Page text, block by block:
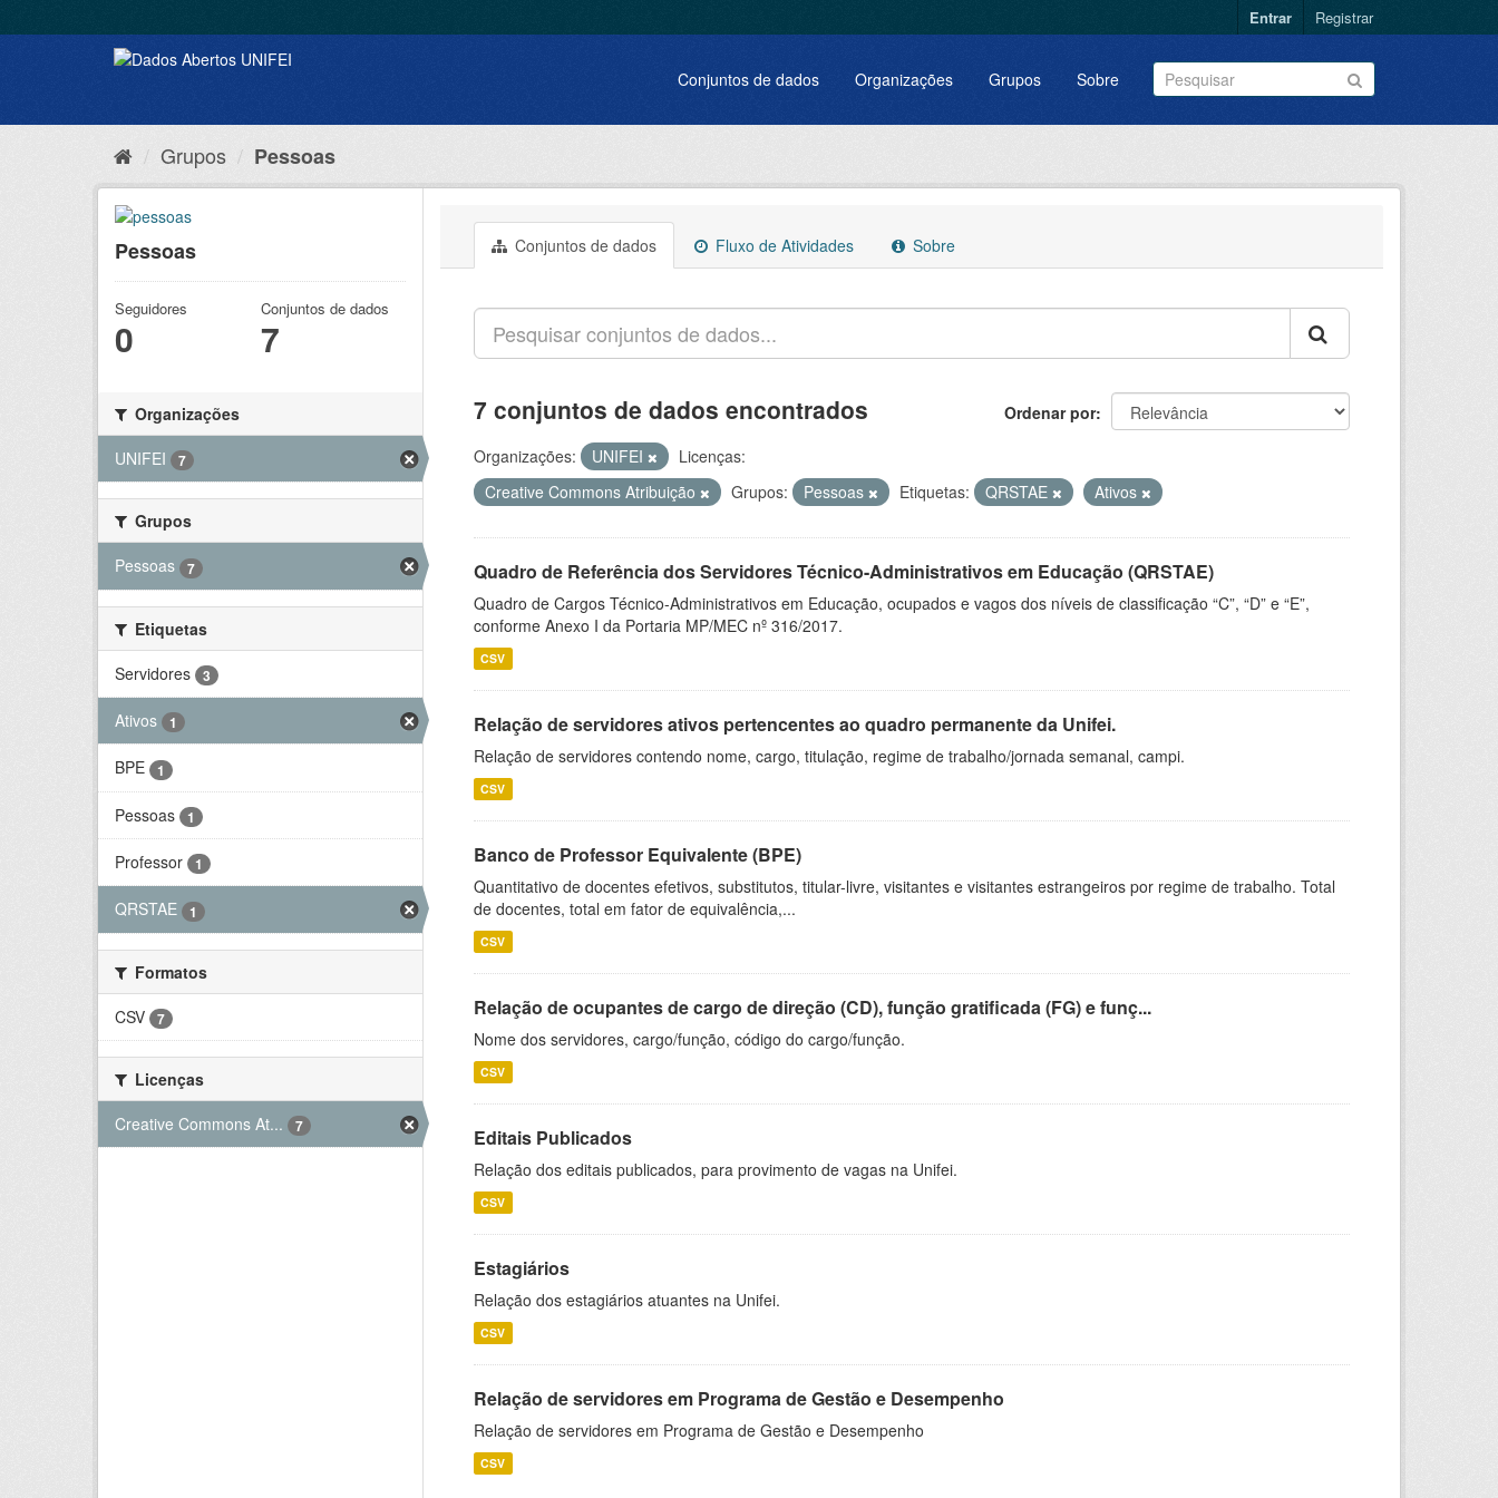
Entrar Registrar
Conjuntos de dados Organizações Grupos Sobre
Grupos Pessoas
Pessoas
Seguidores
0
Conjuntos de dados
7
Organizações
UNIFEI
7
Grupos
Pessoas
7
Etiquetas
Servidores
3
Ativos 1
BPE 1
Pessoas 1
Professor 1
QRSTAE 1
Formatos
CSV
7
Licenças
Creative Commons At...
7
Conjuntos de dados Fluxo de Atividades Sobre
Ordenar por
7 conjuntos de dados encontrados
Organizações: UNIFEI
Licenças:
Creative Commons Atribuição
Grupos: Pessoas Etiquetas: QRSTAE Ativos
Quadro de Referência dos Servidores Técnico-Administrativos em Educação (QRSTAE)
Quadro de Cargos Técnico-Administrativos em Educação, ocupados e vagos dos níveis de classificação “C”, “D” e “E”,
conforme Anexo I da Portaria MP/MEC nº 316/2017.
CSV
Relação de servidores ativos pertencentes ao quadro permanente da Unifei.
Relação de servidores contendo nome, cargo, titulação, regime de trabalho/jornada semanal, campi.
CSV
Banco de Professor Equivalente (BPE)
Quantitativo de docentes efetivos, substitutos, titular-livre, visitantes e visitantes estrangeiros por regime de trabalho. Total
de docentes, total em fator de equivalência,...
CSV
Relação de ocupantes de cargo de direção (CD), função gratificada (FG) e funç...
Nome dos servidores, cargo/função, código do cargo/função.
CSV
Editais Publicados
Relação dos editais publicados, para provimento de vagas na Unifei.
CSV
Estagiários
Relação dos estagiários atuantes na Unifei.
CSV
Relação de servidores em Programa de Gestão e Desempenho
Relação de servidores em Programa de Gestão e Desempenho
CSV